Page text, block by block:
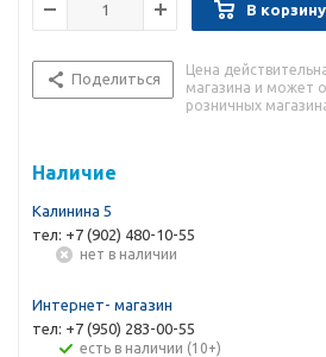
В корзину
Поделиться
Цена
магазина и может
розничных
Наличие
Калинина 5
тел: +7 (902) 480-10-55
Нет в наличии
Интернет- магазин
тел: +7 (950) 283-00-55
Есть в наличии (10+)